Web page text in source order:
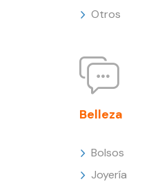
Otros
Belleza
Bolsos
Joyería